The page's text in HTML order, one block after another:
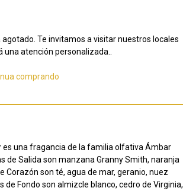
Te invitamos a visitar nuestros locales
atención personalizada..
comprando
es una fragancia de la familia olfativa Ámbar
de Salida son manzana Granny Smith, naranja
Corazón son té, agua de mar, geranio, nuez
Fondo son almizcle blanco, cedro de Virginia,